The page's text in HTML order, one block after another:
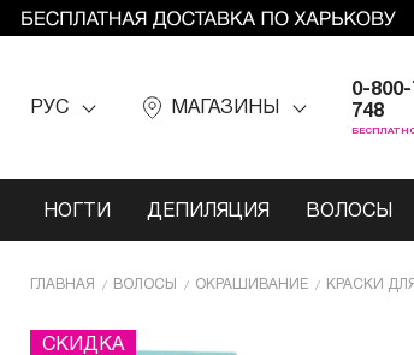
РУС МАГАЗИНЫ
0-
748
НОГТИ ДЕПИЛЯЦИЯ ВОЛОСЫ
ГЛАВНАЯ ВОЛОСЫ ОКРАШИВАНИЕ КРАСКИ
СКИДКА